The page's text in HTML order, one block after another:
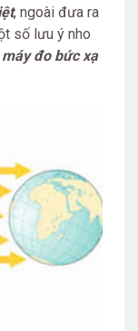
, ngoài đưa ra
số lưu ý nho
máy đo bức xạ